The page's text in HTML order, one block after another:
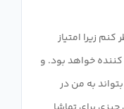
زیرا امتیاز
خواهد بود. و
به من در